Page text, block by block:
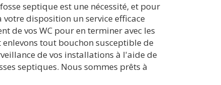
septique est une nécessité, et pour
disposition un service efficace
de vos WC pour en terminer avec les
tout bouchon susceptible de
de vos installations à l'aide de
septiques. Nous sommes prêts à